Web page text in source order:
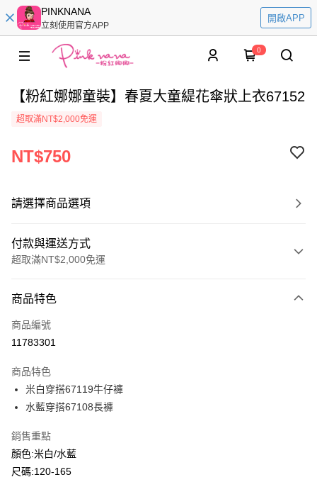
PINKNANA
立刻使用官方APP
開啟APP
0
【粉紅娜娜童裝】春夏大童緹花傘狀上衣67152
超取滿NT$2,000免運
NT$750
請選擇商品選項
付款與運送方式
超取滿NT$2,000免運
信用卡一次付款
超商取貨付款
Apple Pay
Google Pay
ATM付款
運送方式
商品特色
商品編號
11783301
商品特色
米白穿搭67119牛仔褲
水藍穿搭67108長褲
銷售重點
顏色:米白/水藍
尺碼:120-165